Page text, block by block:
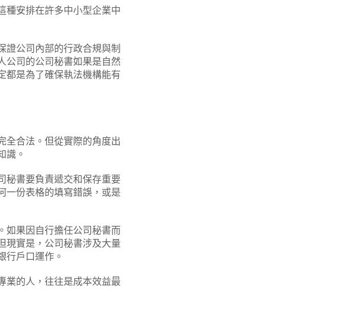
種安排在許多中小型企業中
證公司內部的行政合規與制
公司的公司秘書如果是自然
都是為了確保執法機構能有
全合法。但從實際的角度出
識。
秘書要負責遞交和保存重要
一份表格的填寫錯誤，或是
如果因自行擔任公司秘書而
現實是，公司秘書涉及大量
行戶口運作。
業的人，往往是成本效益最